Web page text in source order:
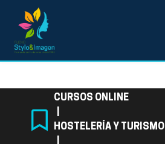
CURSOS ONLINE
HOSTELERÍA Y TURISMO